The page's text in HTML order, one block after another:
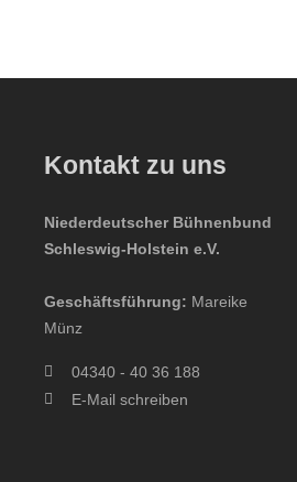
Kontakt zu uns
Niederdeutscher Bühnenbund
Schleswig-Holstein e.V.
Geschäftsführung: Mareike
Münz
04340 - 40 36 188
E-Mail schreiben